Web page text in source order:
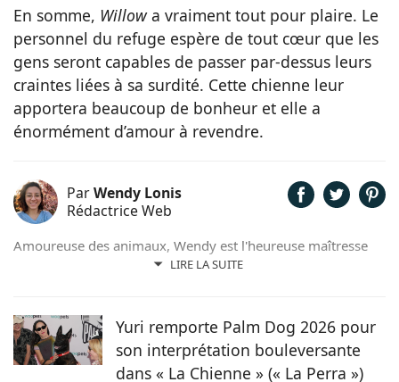
En somme, Willowa vraiment tout pour plaire. Le
personnel du refuge espère de tout cœur que les
gens seront capables de passer par-dessus leurs
craintes liées à sa surdité. Cette chienne leur
apportera beaucoup de bonheur et elle a
énormément d’amour à revendre.
ParWendy Lonis
Rédactrice Web
LIRE LA SUITE
Amoureuse des animaux, Wendy est l'heureuse maîtresse
d'un Berger Australien, de poules et même de pigeons
naturellement qu'elle prête, avec plaisir, sa plume pour
Chien.fr.
Yuri remporte Palm Dog 2026 pour
son interprétation bouleversante
dans « La Chienne » (« La Perra »)